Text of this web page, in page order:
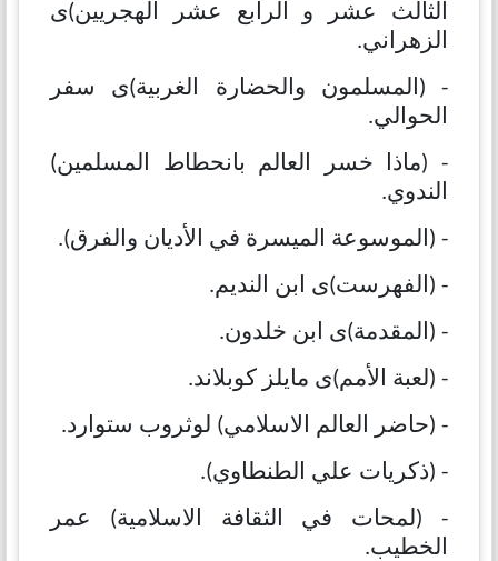
الثالث عشر و الرابع عشر الهجریین)ی
الزهراني.
- (المسلمون والحضارة الغربیة)ی سفر
الحوالي.
- (ماذا خسر العالم بانحطاط المسلمین)
الندوي.
- (الموسوعة المیسرة في الأدیان والفرق).
- (الفهرست)ی ابن الندیم.
- (المقدمة)ی ابن خلدون.
- (لعبة الأمم)ی مایلز كوبلاند.
- (حاضر العالم الاسلامي) لوثروب ستوارد.
- (ذكریات علي الطنطاوي).
- (لمحات في الثقافة الاسلامیة) عمر
الخطیب.